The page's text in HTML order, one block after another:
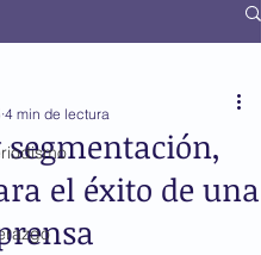
el éxito de una
4 min de lectura